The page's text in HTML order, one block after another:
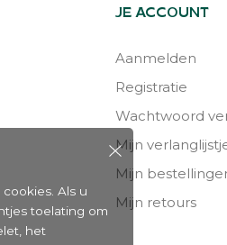
JE ACCOUNT
Aanmelden
Registratie
Wachtwoord
Mijn
Mijn
Mijn retours
Als u
toelating om
het